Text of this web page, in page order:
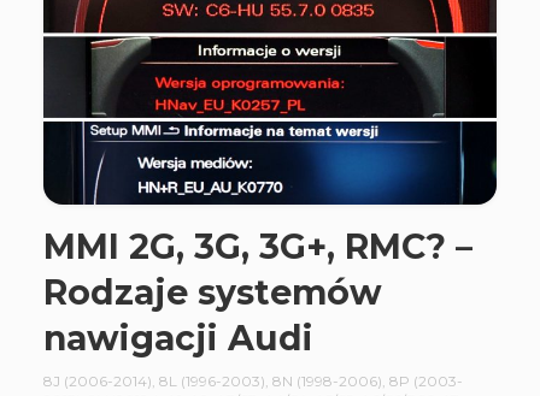
MMI 2G, 3G, 3G+, RMC? –
Rodzaje systemów
nawigacji Audi
8J (2006-2014) 8L (1996-2003) 8N (1998-2006) 8P (2003-